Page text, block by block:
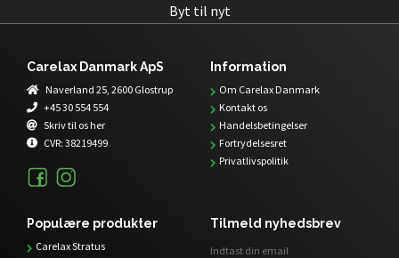
Byt til nyt
Carelax Danmark ApS
Naverland 25, 2600 Glostrup
+45 30 554 554
Skriv til os her
CVR: 38219499
Information
Om Carelax Danmark
Kontakt os
Handelsbetingelser
Fortrydelsesret
Privatlivspolitik
Populære produkter
Carelax Stratus
Tilmeld nyhedsbrev